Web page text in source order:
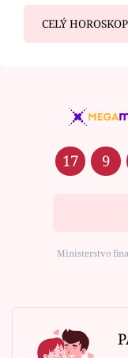
CELÝ
17 9
Ministerstvo